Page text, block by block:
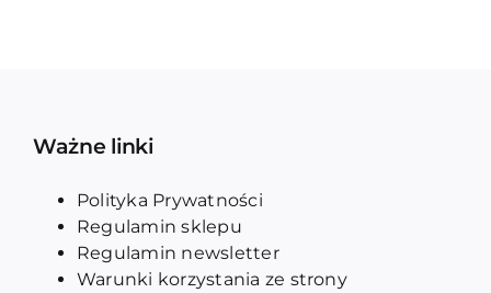
Ważne linki
Polityka Prywatności
Regulamin sklepu
Regulamin newsletter
Warunki korzystania ze strony